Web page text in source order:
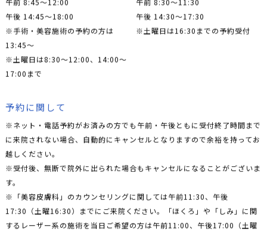
午後 14:45～18:00
※手術・美容施術の予約の方は
13:45〜
※土曜日は8:30〜12:00、14:00〜
17:00まで
午後 14:30～17:30
※土曜日は16:30までの予約受付
予約に関して
※ネット・電話予約がお済みの方でも午前・午後ともに受付終了時間まで
に来院されない場合、自動的にキャンセルとなりますので余裕を持ってお
越しください。
※受付後、無断で院外に出られた場合もキャンセルになることがございま
す。
※「美容皮膚科」のカウンセリングに関しては午前11:30、午後
17:30（土曜16:30）までにご来院ください。「ほくろ」や「しみ」に関
するレーザー系の施術を当日ご希望の方は午前11:00、午後17:00（土曜